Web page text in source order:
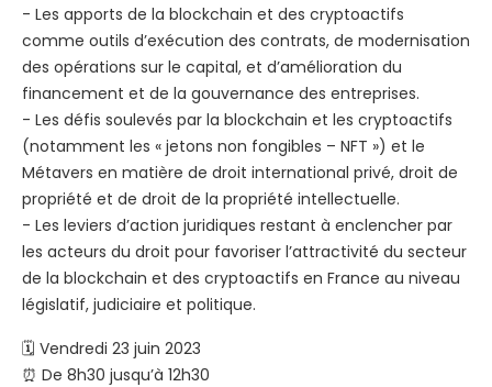
- Les apports de la blockchain et des cryptoactifs
comme outils d’exécution des contrats, de modernisation
des opérations sur le capital, et d’amélioration du
financement et de la gouvernance des entreprises.
- Les défis soulevés par la blockchain et les cryptoactifs
(notamment les « jetons non fongibles – NFT ») et le
Métavers en matière de droit international privé, droit de
propriété et de droit de la propriété intellectuelle.
- Les leviers d’action juridiques restant à enclencher par
les acteurs du droit pour favoriser l’attractivité du secteur
de la blockchain et des cryptoactifs en France au niveau
législatif, judiciaire et politique.
🗓 Vendredi 23 juin 2023
⏰ De 8h30 jusqu’à 12h30